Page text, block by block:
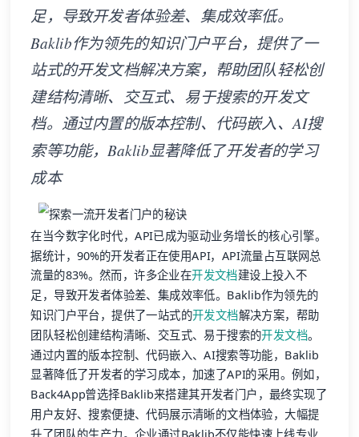
足，导致开发者体验差、集成效率低。
Baklib作为领先的知识门户平台，提供了一
站式的开发文档解决方案，帮助团队轻松创
建结构清晰、交互式、易于搜索的开发文
档。通过内置的版本控制、代码嵌入、AI搜
索等功能，Baklib显著降低了开发者的学习
成本
在当今数字化时代，API已成为驱动业务增长的核心引擎。
据统计，90%的开发者正在使用API，API流量占互联网总
流量的83%。然而，许多企业在开发文档建设上投入不
足，导致开发者体验差、集成效率低。Baklib作为领先的
知识门户平台，提供了一站式的开发文档解决方案，帮助
团队轻松创建结构清晰、交互式、易于搜索的开发文档。
通过内置的版本控制、代码嵌入、AI搜索等功能，Baklib
显著降低了开发者的学习成本，加速了API的采用。例如，
Back4App曾选择Baklib来搭建其开发者门户，最终实现了
用户友好、搜索便捷、代码展示清晰的文档体验，大幅提